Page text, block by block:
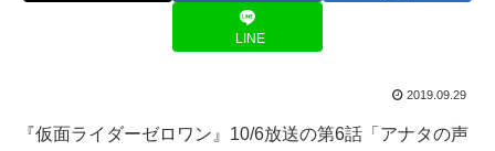
LINE
2019.09.29
『仮面ライダーゼロワン』10/6放送の第6話「アナタの声